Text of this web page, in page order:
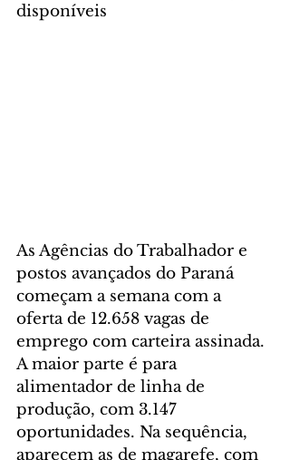
disponíveis
As Agências do Trabalhador e
postos avançados do Paraná
começam a semana com a
oferta de 12.658 vagas de
emprego com carteira assinada.
A maior parte é para
alimentador de linha de
produção, com 3.147
oportunidades. Na sequência,
aparecem as de magarefe, com